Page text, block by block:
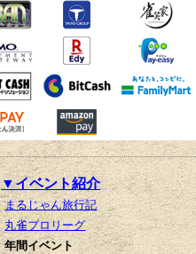
▼イベント紹介
まるじゃん旅行記
丸雀プロリーグ
年間イベント